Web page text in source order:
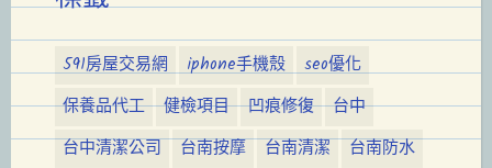
591房屋交易網 iphone手機殼
seo優化
保養品代工
健檢項目 凹痕修復
台中
台中清潔公司
台南按摩 台南清潔
台南防水